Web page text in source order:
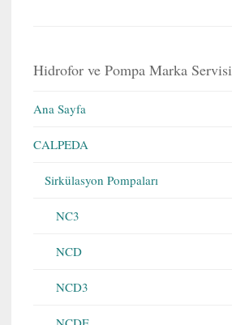
Hidrofor ve Pompa Marka Servisi
Ana Sayfa
CALPEDA
Sirkülasyon Pompaları
NC3
NCD
NCD3